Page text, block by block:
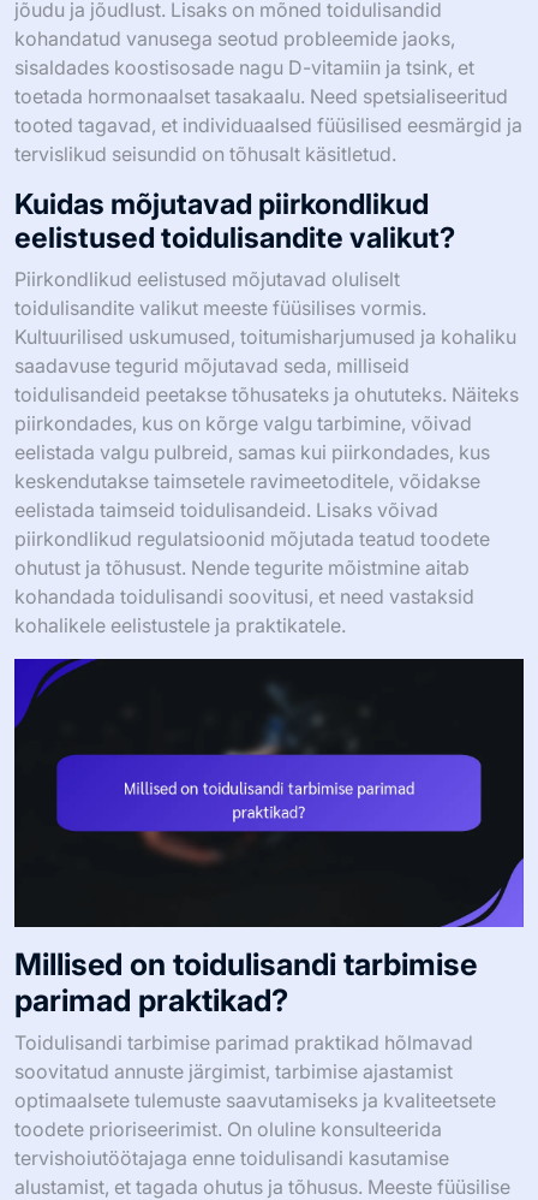
jõudu ja jõudlust. Lisaks on mõned toidulisandid
kohandatud vanusega seotud probleemide jaoks,
sisaldades koostisosade nagu D-vitamiin ja tsink, et
toetada hormonaalset tasakaalu. Need spetsialiseeritud
tooted tagavad, et individuaalsed füüsilised eesmärgid ja
tervislikud seisundid on tõhusalt käsitletud.
Kuidas mõjutavad piirkondlikud
eelistused toidulisandite valikut?
Piirkondlikud eelistused mõjutavad oluliselt
toidulisandite valikut meeste füüsilises vormis.
Kultuurilised uskumused, toitumisharjumused ja kohaliku
saadavuse tegurid mõjutavad seda, milliseid
toidulisandeid peetakse tõhusateks ja ohututeks. Näiteks
piirkondades, kus on kõrge valgu tarbimine, võivad
eelistada valgu pulbreid, samas kui piirkondades, kus
keskendutakse taimsetele ravimeetoditele, võidakse
eelistada taimseid toidulisandeid. Lisaks võivad
piirkondlikud regulatsioonid mõjutada teatud toodete
ohutust ja tõhusust. Nende tegurite mõistmine aitab
kohandada toidulisandi soovitusi, et need vastaksid
kohalikele eelistustele ja praktikatele.
Millised on toidulisandi tarbimise
parimad praktikad?
Toidulisandi tarbimise parimad praktikad hõlmavad
soovitatud annuste järgimist, tarbimise ajastamist
optimaalsete tulemuste saavutamiseks ja kvaliteetsete
toodete prioriseerimist. On oluline konsulteerida
tervishoiutöötajaga enne toidulisandi kasutamise
alustamist, et tagada ohutus ja tõhusus. Meeste füüsilise